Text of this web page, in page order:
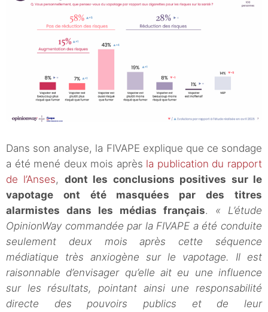
Dans son analyse, la FIVAPE explique que ce sondage
a été mené deux mois après la publication du rapport
de l’Anses, dont les conclusions positives sur le
vapotage ont été masquées par des titres
alarmistes dans les médias français. « L’étude
OpinionWay commandée par la FIVAPE a été conduite
seulement deux mois après cette séquence
médiatique très anxiogène sur le vapotage. Il est
raisonnable d’envisager qu’elle ait eu une influence
sur les résultats, pointant ainsi une responsabilité
directe des pouvoirs publics et de leur